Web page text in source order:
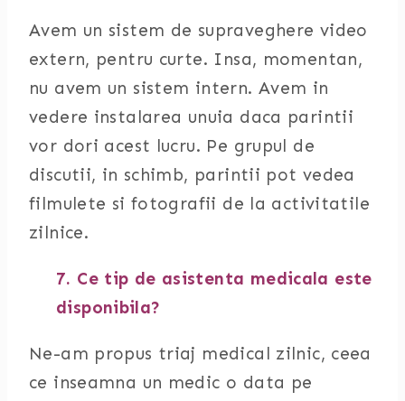
Avem un sistem de supraveghere video
extern, pentru curte. Insa, momentan,
nu avem un sistem intern. Avem in
vedere instalarea unuia daca parintii
vor dori acest lucru. Pe grupul de
discutii, in schimb, parintii pot vedea
filmulete si fotografii de la activitatile
zilnice.
7. Ce tip de asistenta medicala este
disponibila?
Ne-am propus triaj medical zilnic, ceea
ce inseamna un medic o data pe